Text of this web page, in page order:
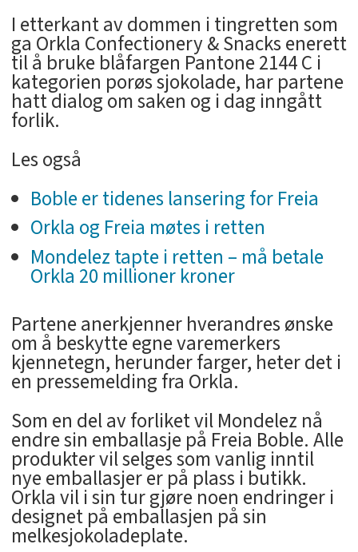
I etterkant av dommen i tingretten som
ga Orkla Confectionery & Snacks enerett
til å bruke blåfargen Pantone 2144 C i
kategorien porøs sjokolade, har partene
hatt dialog om saken og i dag inngått
forlik.
Les også
Boble er tidenes lansering for Freia
Orkla og Freia møtes i retten
Mondelez tapte i retten – må betale
Orkla 20 millioner kroner
Partene anerkjenner hverandres ønske
om å beskytte egne varemerkers
kjennetegn, herunder farger, heter det i
en pressemelding fra Orkla.
Som en del av forliket vil Mondelez nå
endre sin emballasje på Freia Boble. Alle
produkter vil selges som vanlig inntil
nye emballasjer er på plass i butikk.
Orkla vil i sin tur gjøre noen endringer i
designet på emballasjen på sin
melkesjokoladeplate.